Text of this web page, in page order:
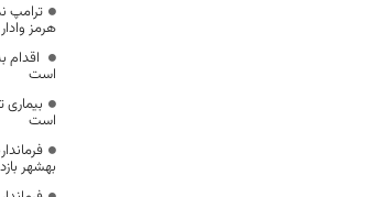
ترامپ
هرمز
اقدام
است
است
بهشهر